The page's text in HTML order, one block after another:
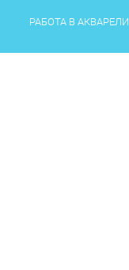
РАБОТА В АКВАРЕЛИ